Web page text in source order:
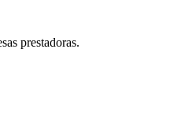
prestadoras.